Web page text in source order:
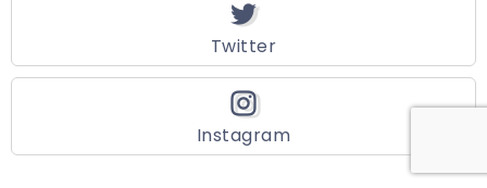
Twitter
Instagram